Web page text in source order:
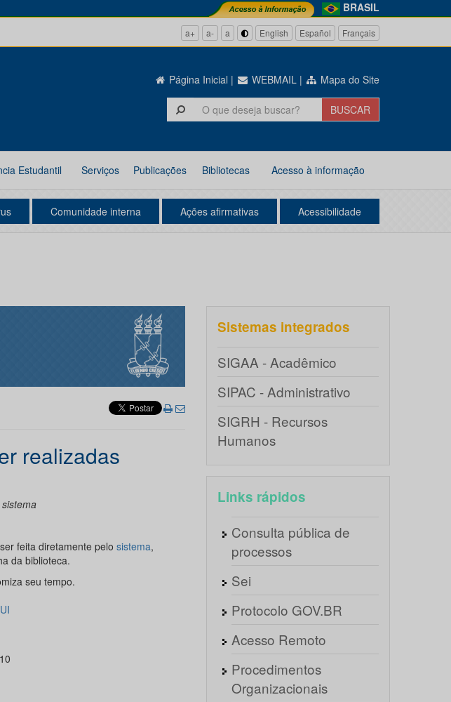
BRASIL
a+ a- a English Español Français
Página Inicial | WEBMAIL | Mapa do Site
Estudantil Serviços Publicações Bibliotecas Acesso à informação
Comunidade interna Ações afirmativas Acessibilidade
realizadas
feita diretamente pelo sistema,
da biblioteca.
seu tempo.
Sistemas integrados
SIGAA - Acadêmico
SIPAC - Administrativo
SIGRH - Recursos
Humanos
Links rápidos
Consulta pública de
processos
Sei
Protocolo GOV.BR
Acesso Remoto
Procedimentos
Organizacionais